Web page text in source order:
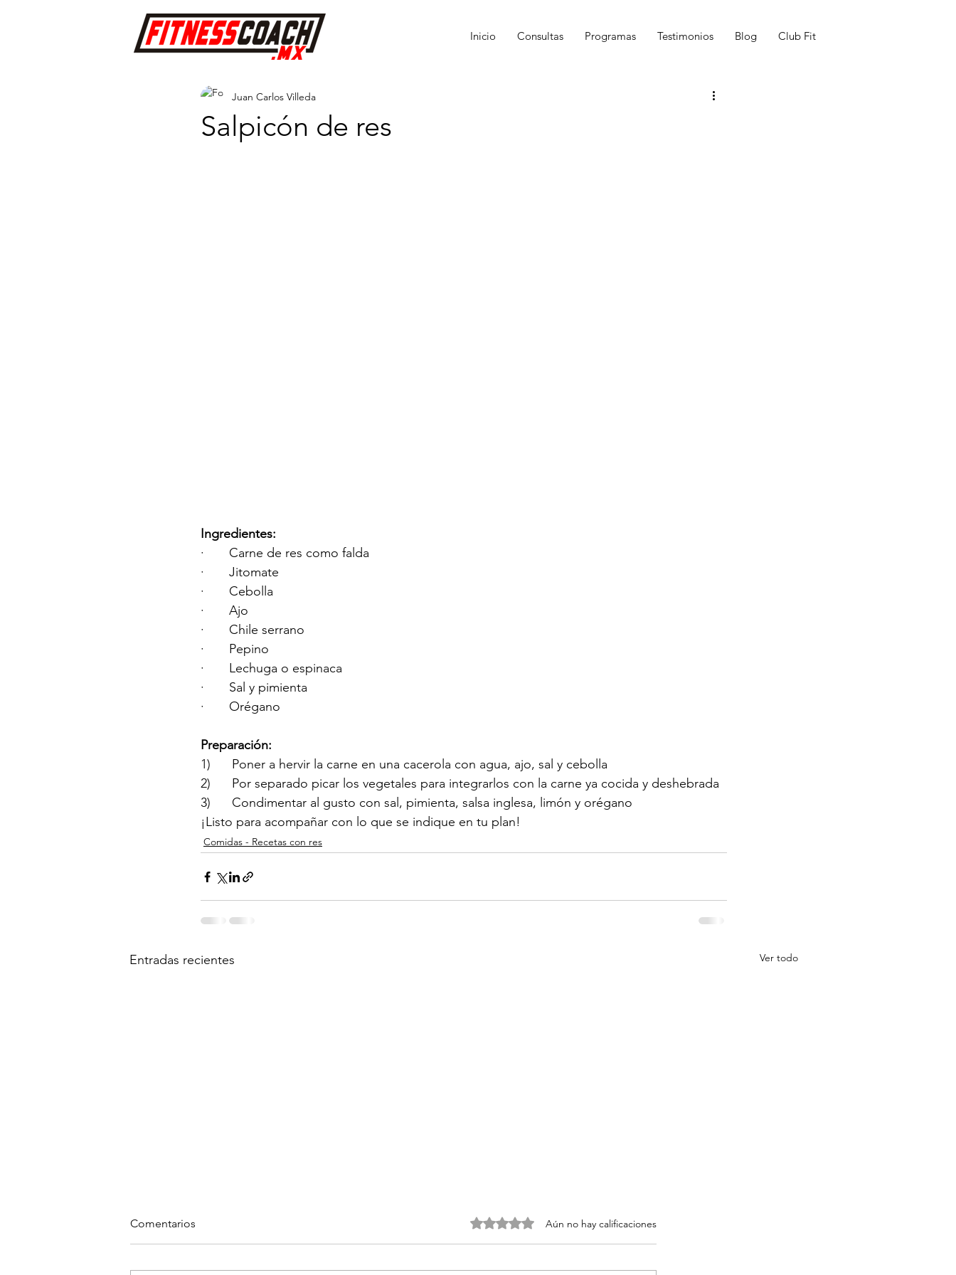
Inicio Consultas Programas Testimonios Blog Club Fit
Salpicón de res
Juan Carlos Villeda
Ingredientes:
·       Carne de res como falda
·       Jitomate
·       Cebolla
·       Ajo
·       Chile serrano
·       Pepino
·       Lechuga o espinaca
·       Sal y pimienta
·       Orégano
Preparación:
1)      Poner a hervir la carne en una cacerola con agua, ajo, sal y cebolla
2)      Por separado picar los vegetales para integrarlos con la carne ya cocida y deshebrada
3)      Condimentar al gusto con sal, pimienta, salsa inglesa, limón y orégano
¡Listo para acompañar con lo que se indique en tu plan!
Comidas - Recetas con res
Entradas recientes Ver todo
Comentarios Obtuvo 0 de 5 estrellas.
Aún no hay calificaciones